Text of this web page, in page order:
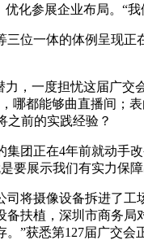
化参展企业布局。“我
一体的体例呈现正
一度担忧这届广交
哪都能够曲直播间；
之前的实践经验？
正在4年前就动手改
要展示我们有实力保障
摄像设备拆进了工
扶植，深圳市商务
”获悉第127届广交